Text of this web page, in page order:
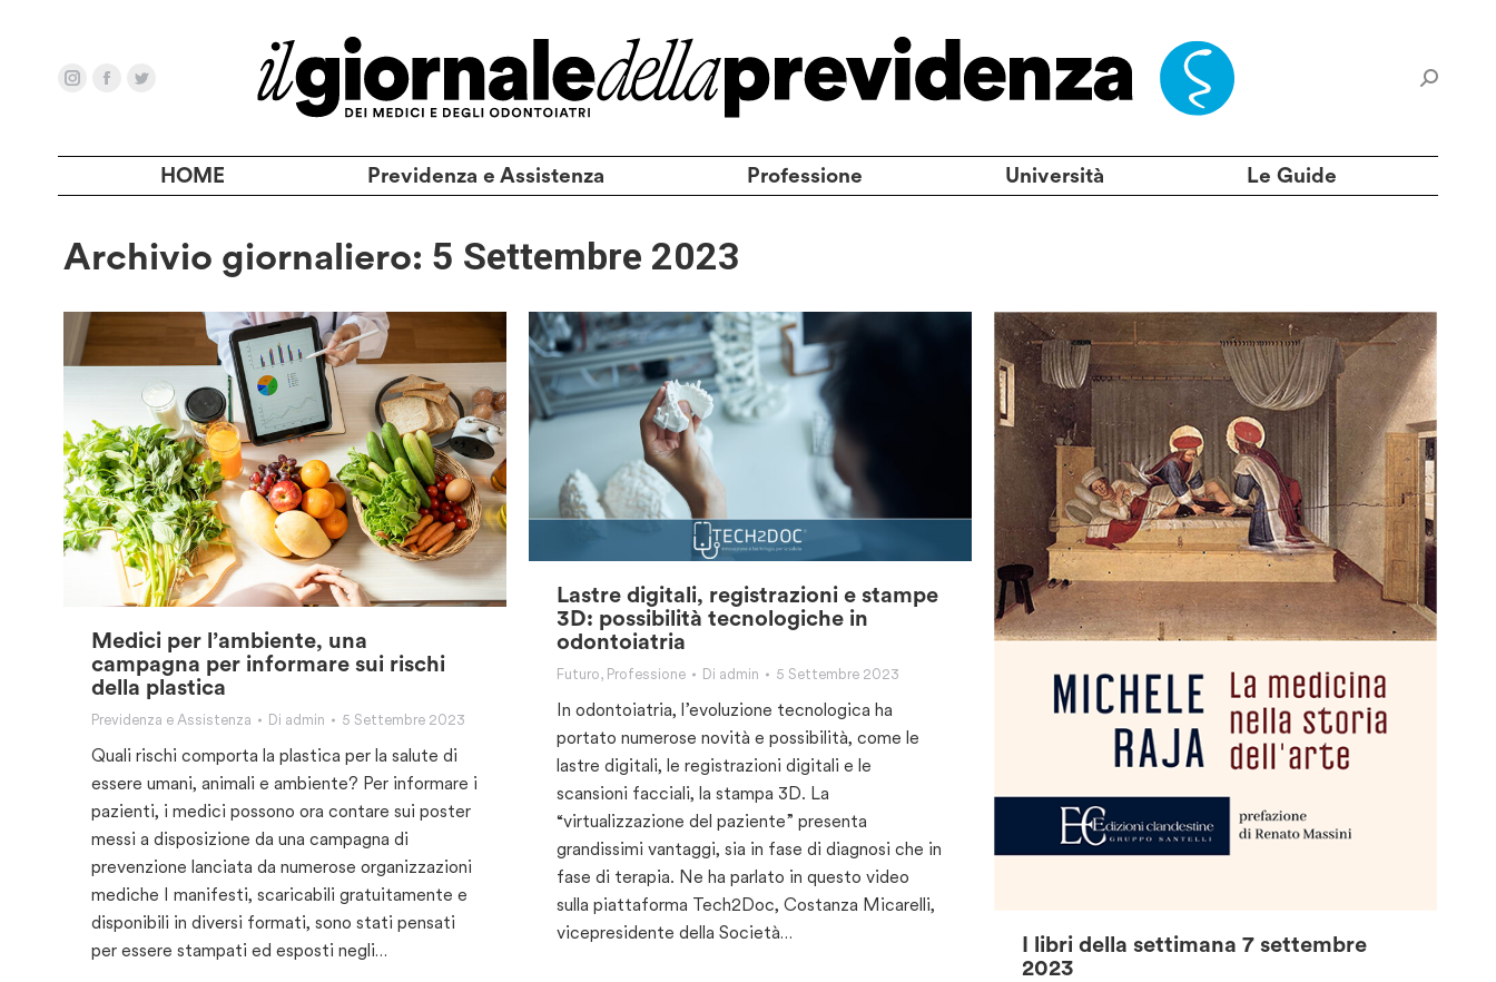
HOME Previdenza e Assistenza Professione Università Le Guide
Archivio giornaliero: 5 Settembre 2023
Medici per l’ambiente, una
campagna per informare sui rischi
della plastica
Previdenza e Assistenza Di admin 5 Settembre 2023
Quali rischi comporta la plastica per la salute di
essere umani, animali e ambiente? Per informare i
pazienti, i medici possono ora contare sui poster
messi a disposizione da una campagna di
prevenzione lanciata da numerose organizzazioni
mediche I manifesti, scaricabili gratuitamente e
disponibili in diversi formati, sono stati pensati
per essere stampati ed esposti negli…
Lastre digitali, registrazioni e stampe
3D: possibilità tecnologiche in
odontoiatria
Futuro, Professione Di admin 5 Settembre 2023
In odontoiatria, l’evoluzione tecnologica ha
portato numerose novità e possibilità, come le
lastre digitali, le registrazioni digitali e le
scansioni facciali, la stampa 3D. La
“virtualizzazione del paziente” presenta
grandissimi vantaggi, sia in fase di diagnosi che in
fase di terapia. Ne ha parlato in questo video
sulla piattaforma Tech2Doc, Costanza Micarelli,
vicepresidente della Società…
I libri della settimana 7 settembre
2023